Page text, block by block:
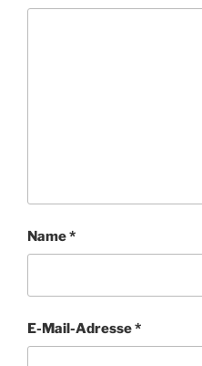
Name*
E-Mail-Adresse*